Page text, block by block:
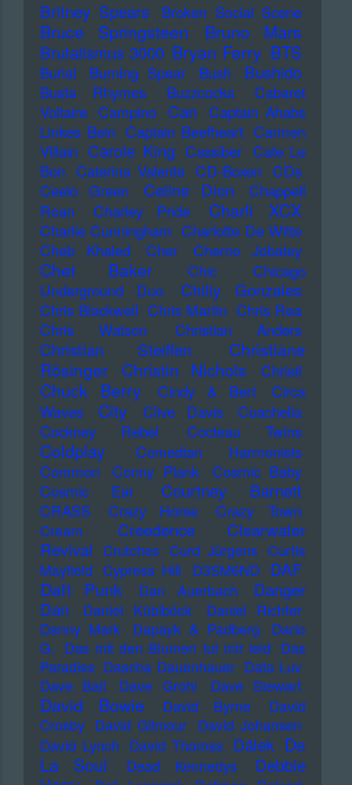
Britney Spears Broken Social Scene
Bruce Springsteen Bruno Mars
Brutalismus 3000 Bryan Ferry BTS
Burial Burning Spear Bush Bushido
Busta Rhymes Buzzcocks
Cabaret
Voltaire Campino Can
Captain Ahabs
Linkes Bein Captain Beefheart Carmen
Villain Carole King Cassiber Cate Le
Bon
Caterina Valente CD-Boxen
CDs
Ceelo Green
Celine Dion
Chappell
Roan
Charley Pride Charli XCX
Charlie Cunningham Charlotte De Witte
Cheb Khaled
Cher Cherno Jobatey
Chet Baker Chic
Chicago
Underground Duo
Chilly Gonzales
Chris Blackwell Chris Martin Chris Rea
Chris Watson
Christian Anders
Christian Steiffen
Christiane
Rösinger
Christin Nichols Christl
Chuck Berry Cindy & Bert
Circa
Waves
City Clive Davis
Coachella
Cockney Rebel
Cocteau Twins
Coldplay
Comedian Harmonists
Common
Conny Plank
Cosmic Baby
Cosmic Ear
Courtney Barnett
CRASS Crazy Horse Crazy Town
Cream
Creedence Clearwater
Revival
Crutches Curd Jürgens Curtis
Mayfield Cypress Hill D3SM6ND DAF
Daft Punk Dan Auerbach
Danger
Dan
Daniel Küblböck
Daniel Richter
Danny Mark
Dapayk & Padberg
Dario
G. Das mit den Blumen tut mir leid Das
Paradies Dascha Dauenhauer Data Luv
Dave Ball
Dave Grohl Dave Stewart
David Bowie David Byrne
David
Crosby David Gilmour David Johansen
David Lynch David Thomas Dälek De
La Soul
Dead Kennedys
Debbie